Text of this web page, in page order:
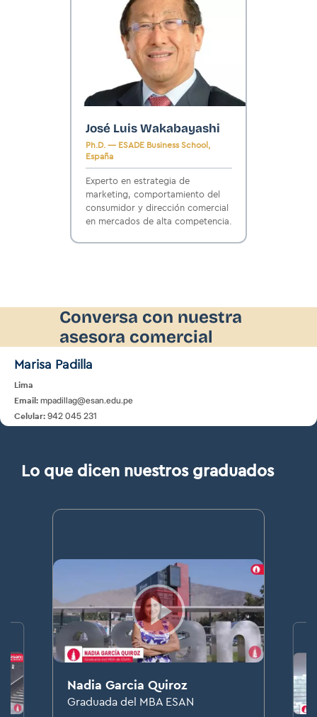
José Luis Wakabayashi
Ph.D. — ESADE Business School,
España
Experto en estrategia de
marketing, comportamiento del
consumidor y dirección comercial
en mercados de alta competencia.
Conversa con nuestra
asesora comercial
Marisa Padilla
Lima
Email: mpadillag@esan.edu.pe
Celular: 942 045 231
Lo que dicen nuestros graduados
Nadia Garcia Quiroz
Graduada del MBA ESAN